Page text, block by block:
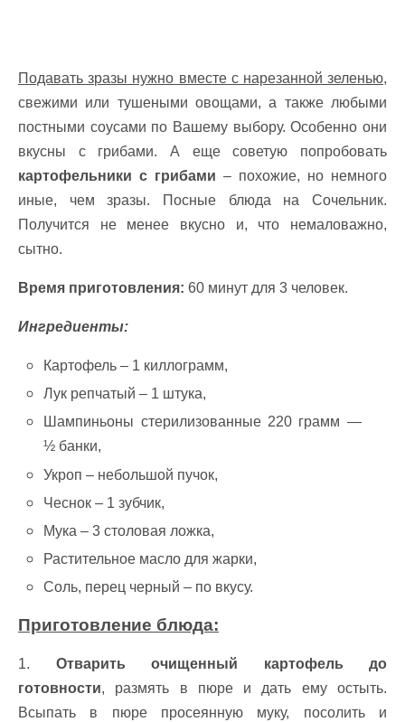
Подавать зразы нужно вместе с нарезанной зеленью,
свежими или тушеными овощами, а также любыми
постными соусами по Вашему выбору. Особенно они
вкусны с грибами. А еще советую попробовать
картофельники с грибами – похожие, но немного
иные, чем зразы. Посные блюда на Сочельник.
Получится не менее вкусно и, что немаловажно,
сытно.
Время приготовления: 60 минут для 3 человек.
Ингредиенты:
Картофель – 1 киллограмм,
Лук репчатый – 1 штука,
Шампиньоны стерилизованные 220 грамм —
½ банки,
Укроп – небольшой пучок,
Чеснок – 1 зубчик,
Мука – 3 столовая ложка,
Растительное масло для жарки,
Соль, перец черный – по вкусу.
Приготовление блюда:
1. Отварить очищенный картофель до
готовности, размять в пюре и дать ему остыть.
Всыпать в пюре просеянную муку, посолить и